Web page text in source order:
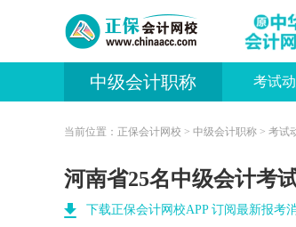
中级会计职称 考试
当前位置： 正保会计网校 > 中级会计职称 > 考试
河南省25名中级会计考
下载正保会计网校APP 订阅最新报考